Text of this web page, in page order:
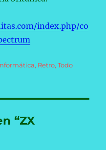
index.php/co
, Retro,Todo
“ZX